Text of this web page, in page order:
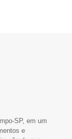
SP, em um
e